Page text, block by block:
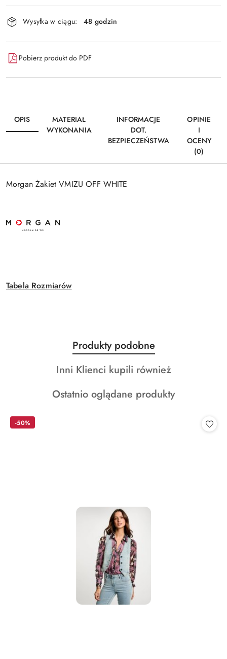
Dostępność
i
dostawa
Wysyłka w ciągu: 48 godzin
Pobierz produkt do PDF
OPIS
MATERIAŁ
WYKONANIA
INFORMACJE
DOT.
BEZPIECZEŃSTWA
OPINIE
I
OCENY
(0)
Morgan Żakiet VMIZU OFF WHITE
Tabela Rozmiarów
Pomiń karuzelę produktów
Produkty
o
statusie:
Produkty podobne
Produkty
statusie:
Inni Klienci kupili również
Produkty
Ostatnio oglądane produkty
-50%